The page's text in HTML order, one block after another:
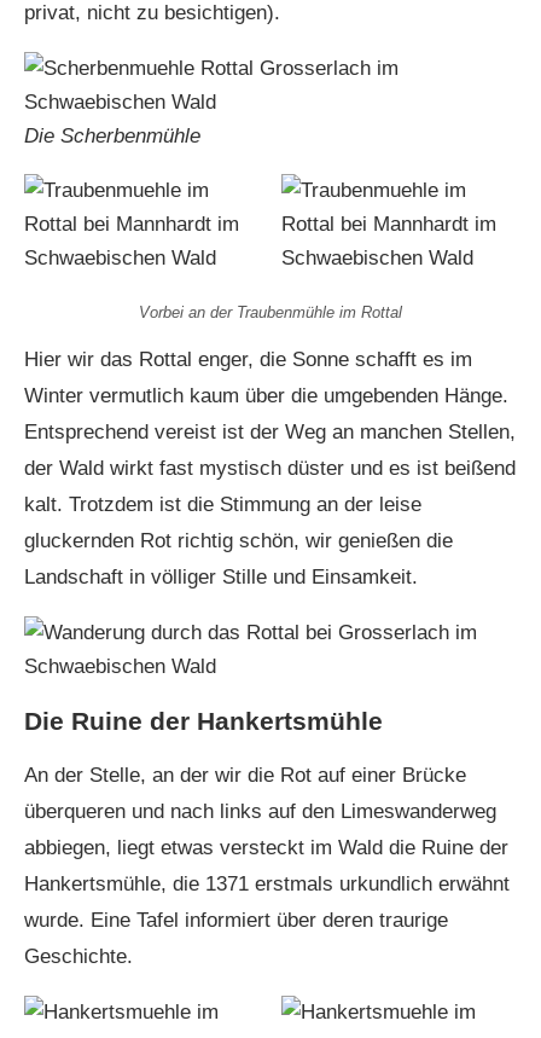
privat, nicht zu besichtigen).
Die Scherbenmühle
Vorbei an der Traubenmühle im Rottal
Hier wir das Rottal enger, die Sonne schafft es im
Winter vermutlich kaum über die umgebenden Hänge.
Entsprechend vereist ist der Weg an manchen Stellen,
der Wald wirkt fast mystisch düster und es ist beißend
kalt. Trotzdem ist die Stimmung an der leise
gluckernden Rot richtig schön, wir genießen die
Landschaft in völliger Stille und Einsamkeit.
Die Ruine der Hankertsmühle
An der Stelle, an der wir die Rot auf einer Brücke
überqueren und nach links auf den Limeswanderweg
abbiegen, liegt etwas versteckt im Wald die Ruine der
Hankertsmühle, die 1371 erstmals urkundlich erwähnt
wurde. Eine Tafel informiert über deren traurige
Geschichte.